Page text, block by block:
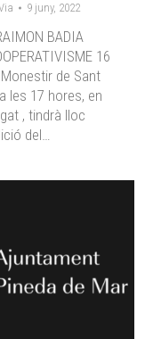
9 juny, 2022
BADIA
16
de Sant
les 17 hores, en
, tindrà lloc
del…